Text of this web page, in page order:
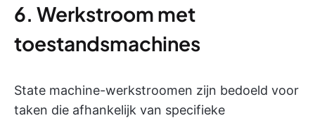
6. Werkstroom met
toestandsmachines
State machine-werkstroomen zijn bedoeld voor
taken die afhankelijk van specifieke